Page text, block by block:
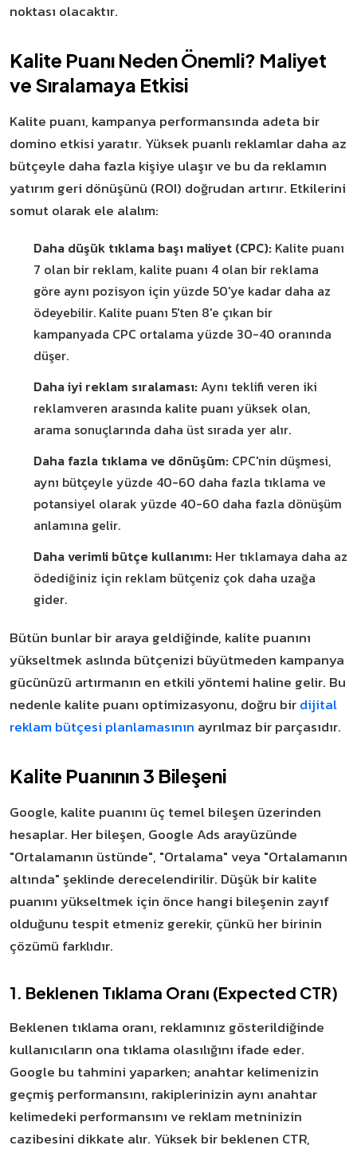
noktası olacaktır.
Kalite Puanı Neden Önemli? Maliyet
ve Sıralamaya Etkisi
Kalite puanı, kampanya performansında adeta bir
domino etkisi yaratır. Yüksek puanlı reklamlar daha az
bütçeyle daha fazla kişiye ulaşır ve bu da reklamın
yatırım geri dönüşünü (ROI) doğrudan artırır. Etkilerini
somut olarak ele alalım:
Daha düşük tıklama başı maliyet (CPC): Kalite puanı
7 olan bir reklam, kalite puanı 4 olan bir reklama
göre aynı pozisyon için yüzde 50'ye kadar daha az
ödeyebilir. Kalite puanı 5'ten 8'e çıkan bir
kampanyada CPC ortalama yüzde 30-40 oranında
düşer.
Daha iyi reklam sıralaması:Aynı teklifi veren iki
reklamveren arasında kalite puanı yüksek olan,
arama sonuçlarında daha üst sırada yer alır.
Daha fazla tıklama ve dönüşüm: CPC'nin düşmesi,
aynı bütçeyle yüzde 40-60 daha fazla tıklama ve
potansiyel olarak yüzde 40-60 daha fazla dönüşüm
anlamına gelir.
Daha verimli bütçe kullanımı: Her tıklamaya daha az
ödediğiniz için reklam bütçeniz çok daha uzağa
gider.
Bütün bunlar bir araya geldiğinde, kalite puanını
yükseltmek aslında bütçenizi büyütmeden kampanya
gücünüzü artırmanın en etkili yöntemi haline gelir. Bu
nedenle kalite puanı optimizasyonu, doğru birdijital
reklam bütçesi planlamasının ayrılmaz bir parçasıdır.
Kalite Puanının 3 Bileşeni
Google, kalite puanını üç temel bileşen üzerinden
hesaplar. Her bileşen, Google Ads arayüzünde
"Ortalamanın üstünde", "Ortalama" veya "Ortalamanın
altında" şeklinde derecelendirilir. Düşük bir kalite
puanını yükseltmek için önce hangi bileşenin zayıf
olduğunu tespit etmeniz gerekir, çünkü her birinin
çözümü farklıdır.
1. Beklenen Tıklama Oranı (Expected CTR)
Beklenen tıklama oranı, reklamınız gösterildiğinde
kullanıcıların ona tıklama olasılığını ifade eder.
Google bu tahmini yaparken; anahtar kelimenizin
geçmiş performansını, rakiplerinizin aynı anahtar
kelimedeki performansını ve reklam metninizin
cazibesini dikkate alır. Yüksek bir beklenen CTR,